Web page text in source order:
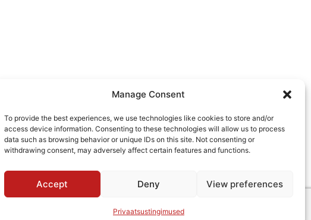
Manage Consent
To provide the best experiences, we use technologies like cookies to store and/or
access device information. Consenting to these technologies will allow us to process
data such as browsing behavior or unique IDs on this site. Not consenting or
withdrawing consent, may adversely affect certain features and functions.
Accept Deny View preferences
Privaatsustingimused